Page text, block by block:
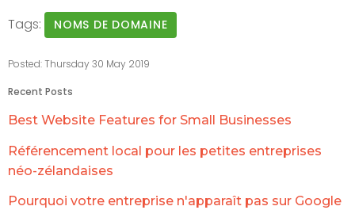
Tags:
NOMS DE DOMAINE
Posted: Thursday 30 May 2019
Recent Posts
Best Website Features for Small Businesses
Référencement local pour les petites entreprises
néo-zélandaises
Pourquoi votre entreprise n'apparaît pas sur Google